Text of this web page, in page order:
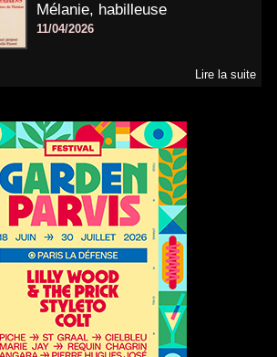
Mélanie, habilleuse
11/04/2026
Lire la suite